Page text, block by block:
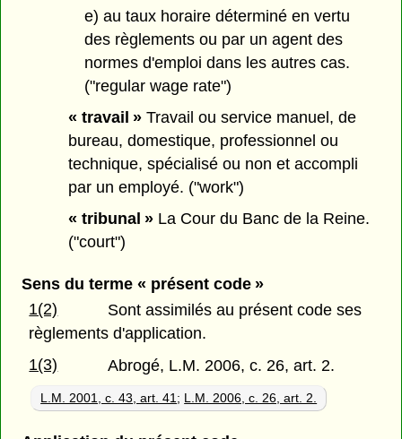
e) au taux horaire déterminé en vertu
des règlements ou par un agent des
normes d'emploi dans les autres cas.
("regular wage rate")
« travail » Travail ou service manuel, de
bureau, domestique, professionnel ou
technique, spécialisé ou non et accompli
par un employé. ("work")
« tribunal » La Cour du Banc de la Reine.
("court")
Sens du terme « présent code »
1(2)
Sont assimilés au présent code ses
règlements d'application.
1(3)
Abrogé, L.M. 2006, c. 26, art. 2.
L.M. 2001, c. 43, art. 41 ; L.M. 2006, c. 26, art. 2.